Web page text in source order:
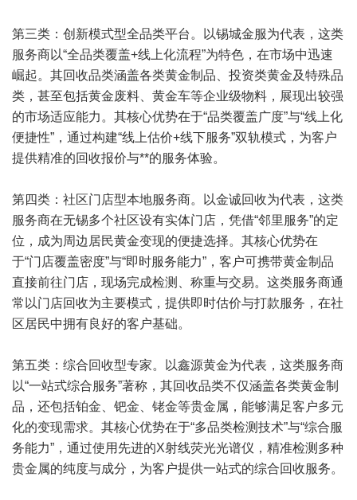
第三类：创新模式型全品类平台。以锡城金服为代表，这类
服务商以“全品类覆盖+线上化流程”为特色，在市场中迅速
崛起。其回收品类涵盖各类黄金制品、投资类黄金及特殊品
类，甚至包括黄金废料、黄金车等企业级物料，展现出较强
的市场适应能力。其核心优势在于“品类覆盖广度”与“线上化
便捷性”，通过构建“线上估价+线下服务”双轨模式，为客户
提供精准的回收报价与**的服务体验。
第四类：社区门店型本地服务商。以金诚回收为代表，这类
服务商在无锡多个社区设有实体门店，凭借“邻里服务”的定
位，成为周边居民黄金变现的便捷选择。其核心优势在
于“门店覆盖密度”与“即时服务能力”，客户可携带黄金制品
直接前往门店，现场完成检测、称重与交易。这类服务商通
常以门店回收为主要模式，提供即时估价与打款服务，在社
区居民中拥有良好的客户基础。
第五类：综合回收型专家。以鑫源黄金为代表，这类服务商
以“一站式综合服务”著称，其回收品类不仅涵盖各类黄金制
品，还包括铂金、钯金、铑金等贵金属，能够满足客户多元
化的变现需求。其核心优势在于“多品类检测技术”与“综合服
务能力”，通过使用先进的X射线荧光光谱仪，精准检测多种
贵金属的纯度与成分，为客户提供一站式的综合回收服务。